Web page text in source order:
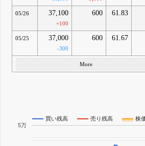
05/26 37,100
+100
600 61.83
05/25 37,000
-300
600 61.67
More
買い残高 売り残高 株
5万